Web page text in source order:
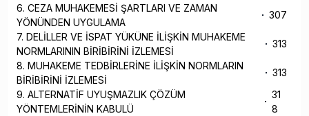
6. CEZA MUHAKEMESİ ŞARTLARI VE ZAMAN
YÖNÜNDEN UYGULAMA
307
7. DELİLLER VE İSPAT YÜKÜNE İLİŞKİN MUHAKEME
NORMLARININ BİRİBİRİNİ İZLEMESİ
313
8. MUHAKEME TEDBİRLERİNE İLİŞKİN NORMLARIN
BİRİBİRİNİ İZLEMESİ
313
9. ALTERNATİF UYUŞMAZLIK ÇÖZÜM
YÖNTEMLERİNİN KABULÜ
31
8